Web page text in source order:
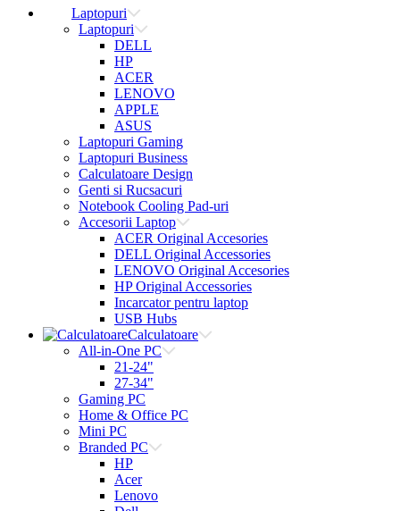
Laptopuri
Laptopuri
DELL
HP
ACER
LENOVO
APPLE
ASUS
Laptopuri Gaming
Laptopuri Business
Calculatoare Design
Genti si Rucsacuri
Notebook Cooling Pad-uri
Accesorii Laptop
ACER Original Accesories
DELL Original Accessories
LENOVO Original Accesories
HP Original Accessories
Incarcator pentru laptop
USB Hubs
Calculatoare
All-in-One PC
21-24"
27-34"
Gaming PC
Home & Office PC
Mini PC
Branded PC
HP
Acer
Lenovo